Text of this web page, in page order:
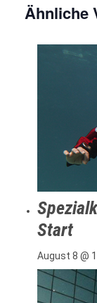
Ähnliche
Start
August 8 @